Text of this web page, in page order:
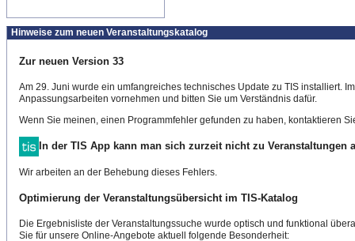
Hinweise zum neuen Veranstaltungskatalog
Zur neuen Version 33
Am 29. Juni wurde ein umfangreiches technisches Update zu TIS installiert.
Anpassungsarbeiten vornehmen und bitten Sie um Verständnis dafür.
Wenn Sie meinen, einen Programmfehler gefunden zu haben, kontaktieren
In der TIS App kann man sich zurzeit nicht zu Veranstaltungen
Wir arbeiten an der Behebung dieses Fehlers.
Optimierung der Veranstaltungsübersicht im TIS-Katalog
Die Ergebnisliste der Veranstaltungssuche wurde optisch und funktional
Sie für unsere Online-Angebote aktuell folgende Besonderheit: